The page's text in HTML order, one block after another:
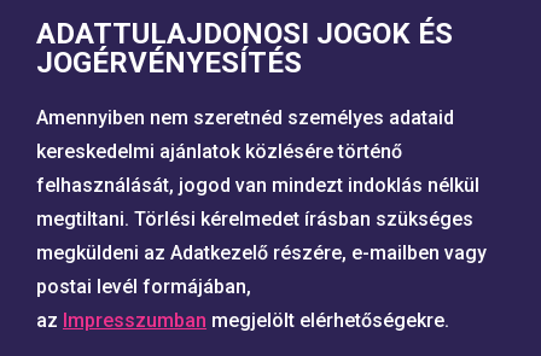
ADATTULAJDONOSI JOGOK ÉS
JOGÉRVÉNYESÍTÉS
Amennyiben nem szeretnéd személyes adataid
kereskedelmi ajánlatok közlésére történő
felhasználását, jogod van mindezt indoklás nélkül
megtiltani. Törlési kérelmedet írásban szükséges
megküldeni az Adatkezelő részére, e-mailben vagy
postai levél formájában,
az Impresszumban megjelölt elérhetőségekre.